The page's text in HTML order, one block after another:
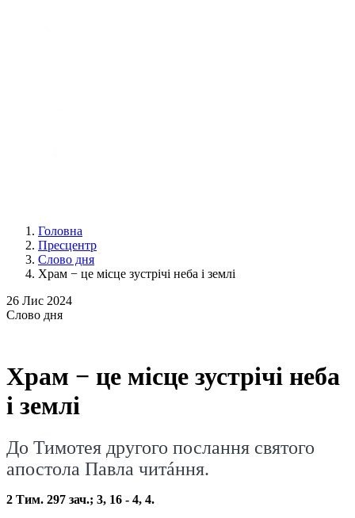
Головна
Пресцентр
Слово дня
Храм − це місце зустрічі неба і землі
26 Лис 2024
Слово дня
Храм − це місце зустрічі неба
і землі
До Тимотея другого послання святого
апостола Павла читáння.
2 Тим. 297 зач.; 3, 16 - 4, 4.